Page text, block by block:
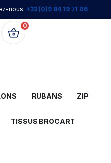
nous: +33 (0)9 84 19 71 06
0
RUBANS ZIP
TISSUS BROCART